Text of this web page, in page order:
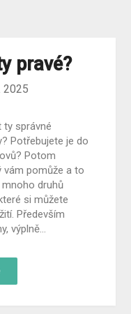
pravé?
2025
ty správné
Potřebujete je do
Potom
vám pomůže a to
druhů
si můžete
Především
výplně…